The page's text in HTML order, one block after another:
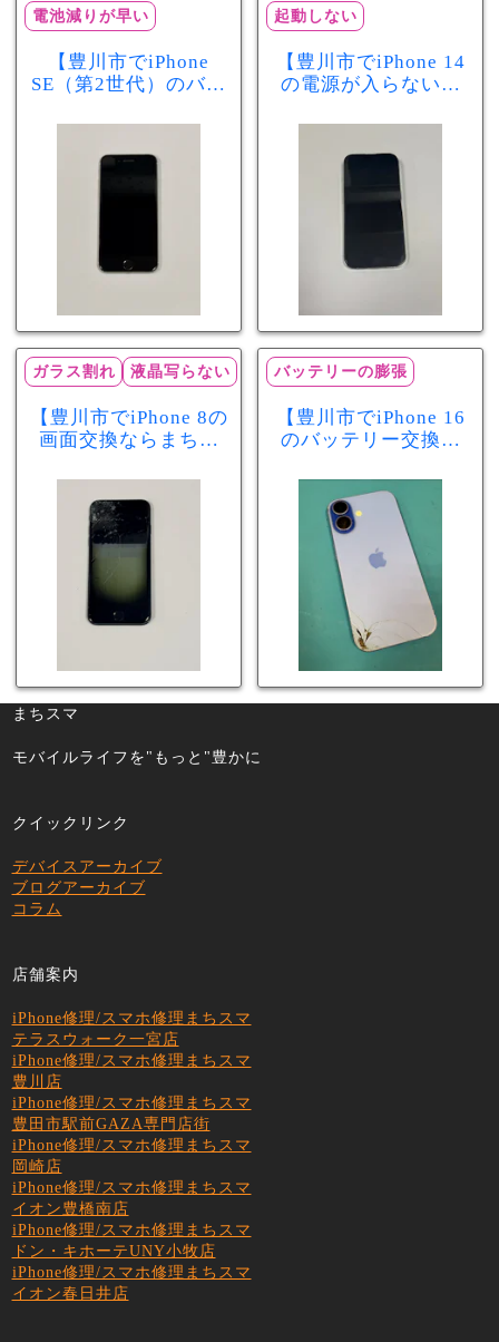
電池減りが早い
【豊川市でiPhone
SE（第2世代）のバッ
スマ豊川店】電池の
減りが早い症状も当
起動しない
【豊川市でiPhone 14
の電源が入らない修
店】バッテリー交換
で復旧するケースも
あります！
ガラス割れ 液晶写らない
【豊川市でiPhone 8の
画面交換ならまちス
れ・液晶不良も当日
60分で修理可能！
バッテリーの膨張
【豊川市でiPhone 16
のバッテリー交換な
少し膨張したバッテ
リーも当日90分で安
心修理！
まちスマ
モバイルライフを"もっと"豊かに
クイックリンク
デバイスアーカイブ
ブログアーカイブ
コラム
店舗案内
iPhone修理/スマホ修理まちスマ
テラスウォーク一宮店
iPhone修理/スマホ修理まちスマ
豊川店
iPhone修理/スマホ修理まちスマ
豊田市駅前GAZA専門店街
iPhone修理/スマホ修理まちスマ
岡崎店
iPhone修理/スマホ修理まちスマ
イオン豊橋南店
iPhone修理/スマホ修理まちスマ
ドン・キホーテUNY小牧店
iPhone修理/スマホ修理まちスマ
イオン春日井店